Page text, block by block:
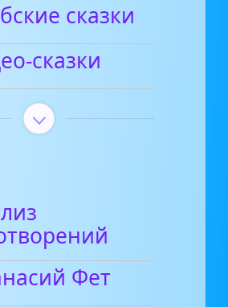
сказки
сказки
Фет